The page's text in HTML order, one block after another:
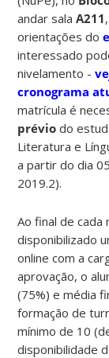
andar salaA211
orientações do
interessado
nivelamento -
cronograma
matrícula é
prévio do
Literatura e
a partir do dia
2019.2).
Ao final de cada
disponibilizado
online com a
aprovação, o
(75%) e média
formação de
mínimo de 10
disponibilidade